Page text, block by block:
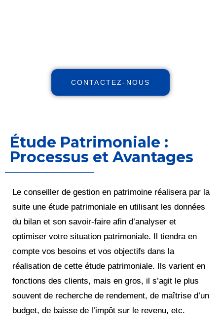
CONTACTEZ-NOUS
Étude Patrimoniale :
Processus et Avantages
Le conseiller de gestion en patrimoine réalisera par la
suite une étude patrimoniale en utilisant les données
du bilan et son savoir-faire afin d’analyser et
optimiser votre situation patrimoniale. Il tiendra en
compte vos besoins et vos objectifs dans la
réalisation de cette étude patrimoniale. Ils varient en
fonctions des clients, mais en gros, il s’agit le plus
souvent de recherche de rendement, de maîtrise d’un
budget, de baisse de l’impôt sur le revenu, etc.